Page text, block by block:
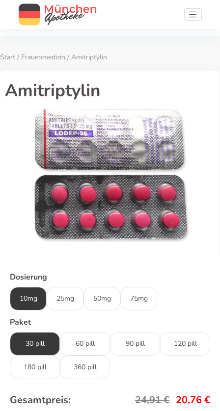
Start / Frauenmedizin / Amitriptylin
Amitriptylin
Dosierung
10mg 25mg 50mg 75mg
Paket
30 pill 60 pill 90 pill 120 pill
180 pill 360 pill
Gesamtpreis: 24,91€ 20,76€